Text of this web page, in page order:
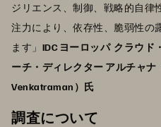
ジリエンス、制御、戦略的自律
注力により、依存性、脆弱性の
ます」 IDC ヨーロッパ クラウド
ーチ・ディレクター アルチャ
Venkatraman）氏
調査について